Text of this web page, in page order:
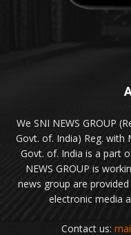
We SNI NEWS GROUP
Govt. of. India) Reg.
Govt. of. India is a part
NEWS GROUP is
news group are
electronic media
Contact us: